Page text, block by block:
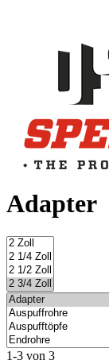
Adapter
1-3 von 3